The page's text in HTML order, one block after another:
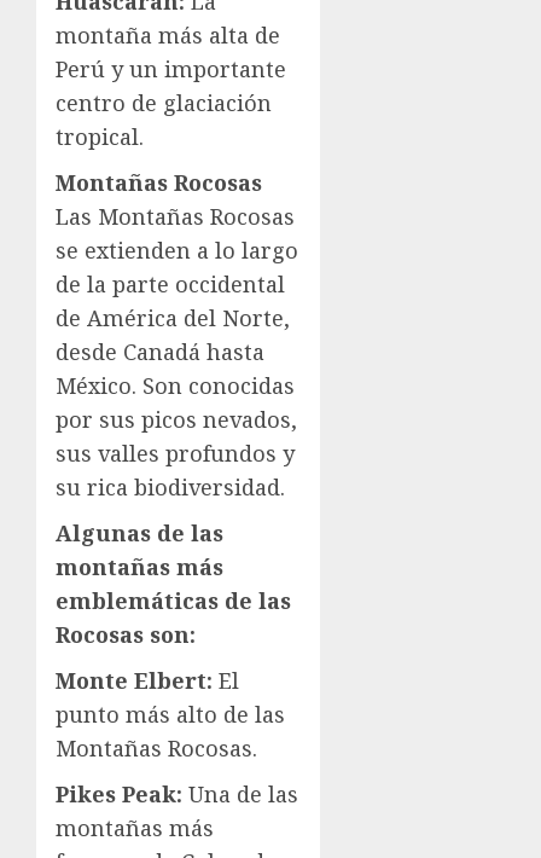
montaña más alta de
Perú y un importante
centro de glaciación
tropical.
Montañas Rocosas
Las Montañas Rocosas
se extienden a lo largo
de la parte occidental
de América del Norte,
desde Canadá hasta
México. Son conocidas
por sus picos nevados,
sus valles profundos y
su rica biodiversidad.
Algunas de las
montañas más
emblemáticas de las
Rocosas son:
Monte Elbert: El
punto más alto de las
Montañas Rocosas.
Pikes Peak: Una de las
montañas más